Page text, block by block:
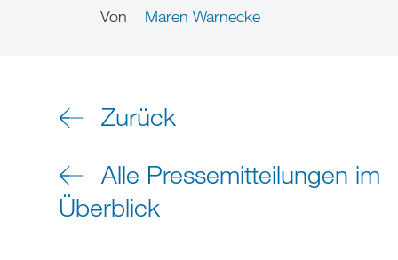
Von
Maren Warnecke
Zurück
Alle Pressemitteilungen im
Überblick